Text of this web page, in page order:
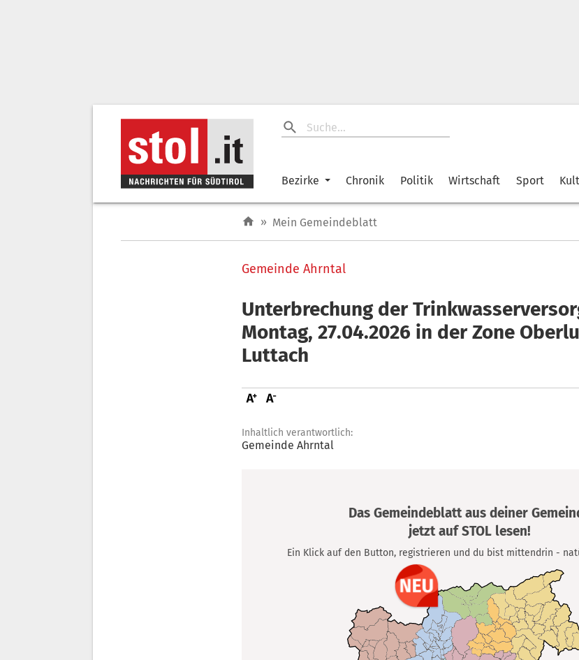
Bezirke Chronik Politik Wirtschaft Sport
» Mein Gemeindeblatt
Gemeinde Ahrntal
Unterbrechung der
Montag, 27.04.2026 in der Zone
Luttach
Inhaltlich verantwortlich:
Gemeinde Ahrntal
Das Gemeindeblatt aus deiner
jetzt auf STOL lesen!
Ein Klick auf den Button, registrieren und du bist mittendrin -